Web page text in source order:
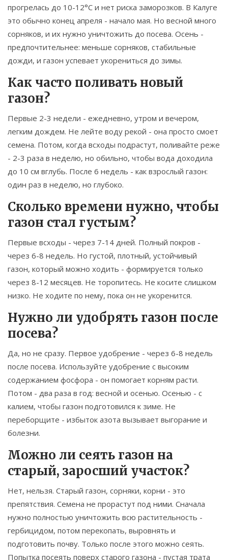
прогрелась до 10-12°C и нет риска заморозков. В Калуге
это обычно конец апреля - начало мая. Но весной много
сорняков, и их нужно уничтожить до посева. Осень -
предпочтительнее: меньше сорняков, стабильные
дожди, и газон успевает укорениться до зимы.
Как часто поливать новый
газон?
Первые 2-3 недели - ежедневно, утром и вечером,
легким дождем. Не лейте воду рекой - она просто смоет
семена. Потом, когда всходы подрастут, поливайте реже
- 2-3 раза в неделю, но обильно, чтобы вода доходила
до 10 см вглубь. После 6 недель - как взрослый газон:
один раз в неделю, но глубоко.
Сколько времени нужно, чтобы
газон стал густым?
Первые всходы - через 7-14 дней. Полный покров -
через 6-8 недель. Но густой, плотный, устойчивый
газон, который можно ходить - формируется только
через 8-12 месяцев. Не торопитесь. Не косите слишком
низко. Не ходите по нему, пока он не укоренится.
Нужно ли удобрять газон после
посева?
Да, но не сразу. Первое удобрение - через 6-8 недель
после посева. Используйте удобрение с высоким
содержанием фосфора - он помогает корням расти.
Потом - два раза в год: весной и осенью. Осенью - с
калием, чтобы газон подготовился к зиме. Не
переборщите - избыток азота вызывает выгорание и
болезни.
Можно ли сеять газон на
старый, заросший участок?
Нет, нельзя. Старый газон, сорняки, корни - это
препятствия. Семена не прорастут под ними. Сначала
нужно полностью уничтожить всю растительность -
гербицидом, потом перекопать, выровнять и
подготовить почву. Только после этого можно сеять.
Попытка посеять поверх старого газона - пустая трата